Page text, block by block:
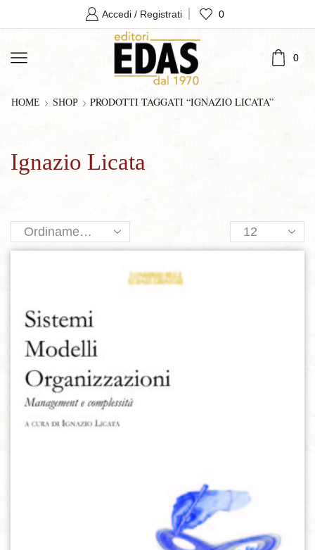
Accedi / Registrati 0
0
HOME SHOP PRODOTTI TAGGATI “IGNAZIO LICATA”
Ignazio Licata
Products
per